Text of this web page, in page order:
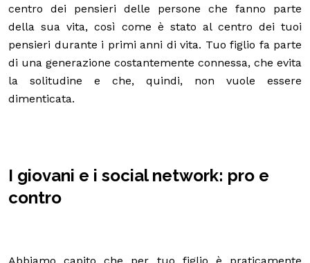
centro dei pensieri delle persone che fanno parte
della sua vita, così come è stato al centro dei tuoi
pensieri durante i primi anni di vita. Tuo figlio fa parte
di una generazione costantemente connessa, che evita
la solitudine e che, quindi, non vuole essere
dimenticata.
I giovani e i social network: pro e
contro